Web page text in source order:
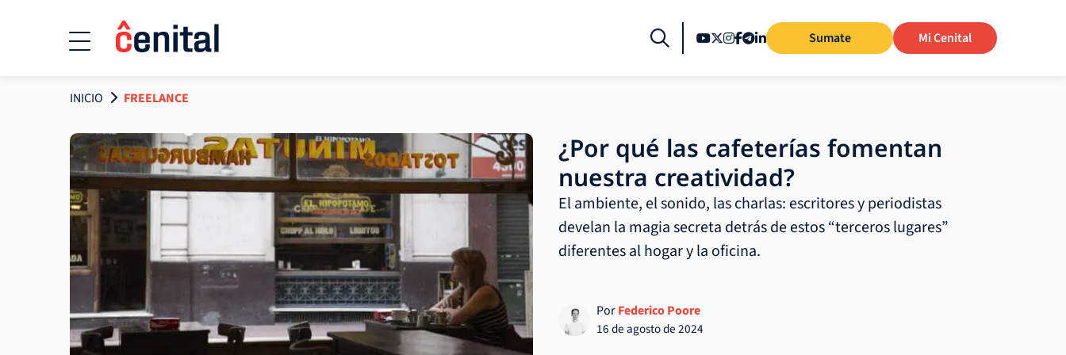
Sumate Mi Cenital
INICIO FREELANCE
¿Por qué las cafeterías fomentan
nuestra creatividad?
El ambiente, el sonido, las charlas: escritores y periodistas
develan la magia secreta detrás de estos “terceros lugares”
diferentes al hogar y la oficina.
PorFederico Poore
16 de agosto de 2024